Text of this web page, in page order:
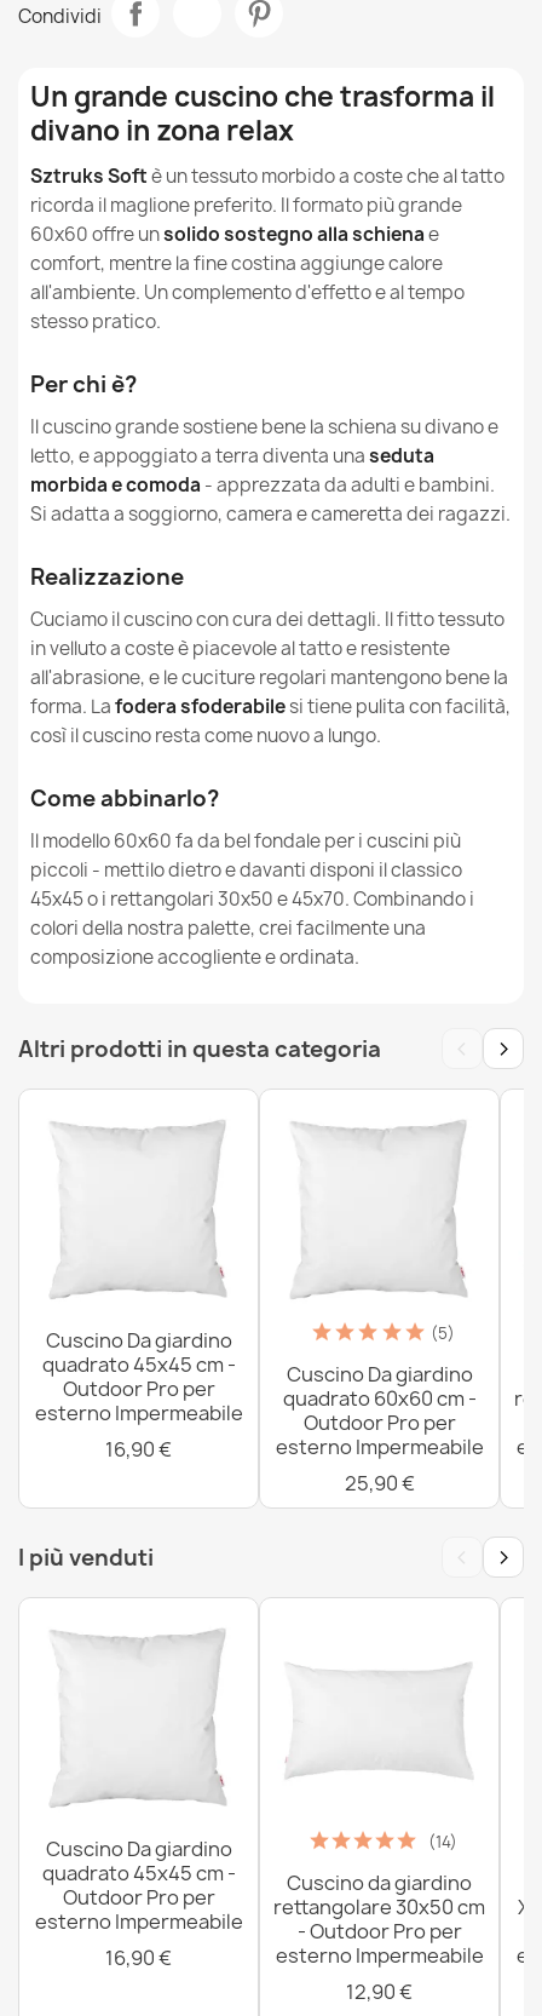
In cosa si differenzia il Velluto a Coste Soft dal Velluto
Soft e dal Velluto a Coste Larghe Royal?
27,90 €
Cuscino decorativo quadrato 45x45 cm - Velluto A Coste
Larghe Royal
17,90 €
Cuscino da giardino rettangolare 45x70 cm - Outdoor
Pro per esterno Impermeabile
Cuscino da giardino rettangolare 30x50 cm - Outdoor
Pro per esterno Impermeabile
12,90 €
Misura
Altezza
Larghezza 60cm
Destinazione Da Interno
Sfoderabile
Garanzia Materiale
Famiglia
Poduszka-Kw-
Dekoracyjna
Riferimenti Specifici
Ean13
MPN 533
Condizione Nuovo
Condividi
Un grande cuscino che trasforma il
divano in zona relax
Sztruks Softè un tessuto morbido a coste che al tatto
ricorda il maglione preferito. Il formato più grande
60x60 offre unsolido sostegno alla schienae
comfort, mentre la fine costina aggiunge calore
all'ambiente. Un complemento d'effetto e al tempo
stesso pratico.
Per chi è?
Il cuscino grande sostiene bene la schiena su divano e
letto, e appoggiato a terra diventa unaseduta
morbida e comoda - apprezzata da adulti e bambini.
Si adatta a soggiorno, camera e cameretta dei ragazzi.
Realizzazione
Cuciamo il cuscino con cura dei dettagli. Il fitto tessuto
in velluto a coste è piacevole al tatto e resistente
all'abrasione, e le cuciture regolari mantengono bene la
forma. Lafodera sfoderabilesi tiene pulita con facilità,
così il cuscino resta come nuovo a lungo.
Come abbinarlo?
Il modello 60x60 fa da bel fondale per i cuscini più
piccoli - mettilo dietro e davanti disponi il classico
45x45 o i rettangolari 30x50 e 45x70. Combinando i
colori della nostra palette, crei facilmente una
composizione accogliente e ordinata.
Altri prodotti in questa categoria ‹ ›
Cuscino Da giardino
quadrato 45x45 cm -
Outdoor Pro per
esterno Impermeabile
16,90 €
(5)
Cuscino Da giardino
quadrato 60x60 cm -
Outdoor Pro per
esterno Impermeabile
25,90 €
I più venduti ‹ ›
Cuscino Da giardino
quadrato 45x45 cm -
Outdoor Pro per
esterno Impermeabile
16,90 €
(14)
Cuscino da giardino
rettangolare 30x50 cm
- Outdoor Pro per
esterno Impermeabile
12,90 €